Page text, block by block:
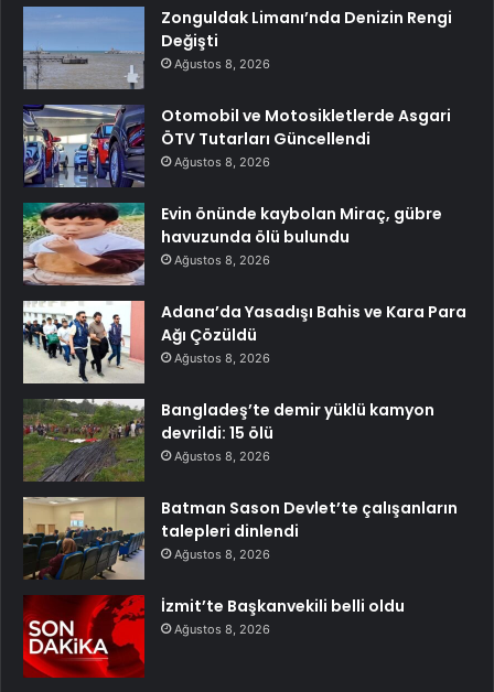
Zonguldak Limanı’nda Denizin Rengi
Değişti
Ağustos 8, 2026
Otomobil ve Motosikletlerde Asgari
ÖTV Tutarları Güncellendi
Ağustos 8, 2026
Evin önünde kaybolan Miraç, gübre
havuzunda ölü bulundu
Ağustos 8, 2026
Adana’da Yasadışı Bahis ve Kara Para
Ağı Çözüldü
Ağustos 8, 2026
Bangladeş’te demir yüklü kamyon
devrildi: 15 ölü
Ağustos 8, 2026
Batman Sason Devlet’te çalışanların
talepleri dinlendi
Ağustos 8, 2026
İzmit’te Başkanvekili belli oldu
Ağustos 8, 2026